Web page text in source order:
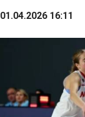
01.04.2026 16:11